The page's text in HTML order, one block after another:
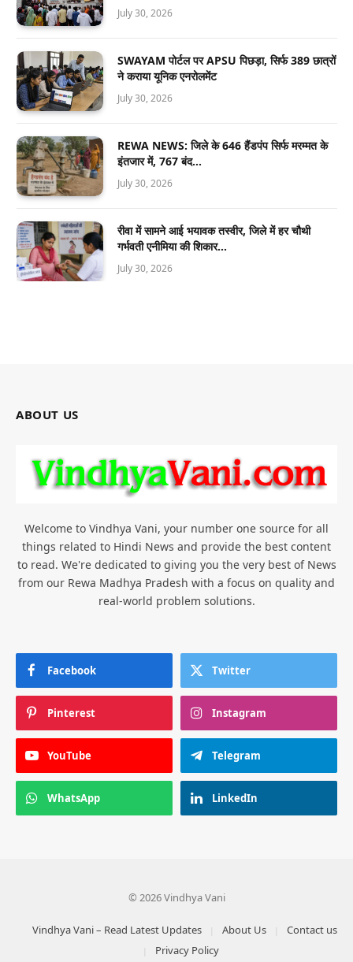
July 30, 2026
SWAYAM पोर्टल पर APSU पिछड़ा, सिर्फ 389 छात्रों
ने कराया यूनिक एनरोलमेंट
July 30, 2026
REWA NEWS: जिले के 646 हैंडपंप सिर्फ मरम्मत के
इंतजार में, 767 बंद…
July 30, 2026
रीवा में सामने आई भयावक तस्वीर, जिले में हर चौथी
गर्भवती एनीमिया की शिकार…
July 30, 2026
ABOUT US
Welcome to Vindhya Vani, your number one source for all
things related to Hindi News and provide the best content
to read. We're dedicated to giving you the very best of News
from our Rewa Madhya Pradesh with a focus on quality and
real-world problem solutions.
Facebook Twitter
Pinterest Instagram
YouTube Telegram
WhatsApp LinkedIn
© 2026 Vindhya Vani
Vindhya Vani – Read Latest Updates About Us
Contact us
Privacy Policy